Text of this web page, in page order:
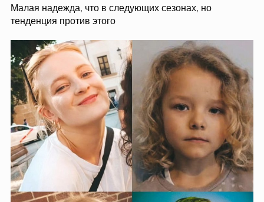
Малая надежда, что в следующих сезонах, но
тенденция против этого